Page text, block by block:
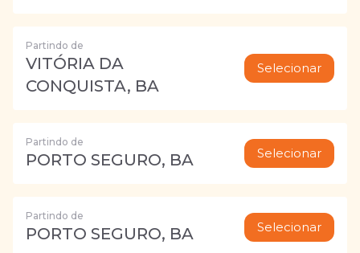
Partindo de
VITÓRIA DA
CONQUISTA, BA
Selecionar
Partindo de
PORTO SEGURO, BA Selecionar
Partindo de
PORTO SEGURO, BA Selecionar